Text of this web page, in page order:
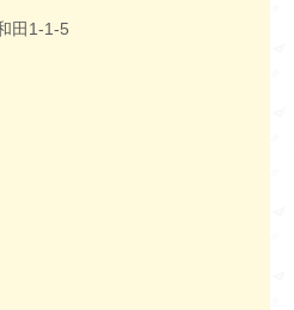
田1-1-5